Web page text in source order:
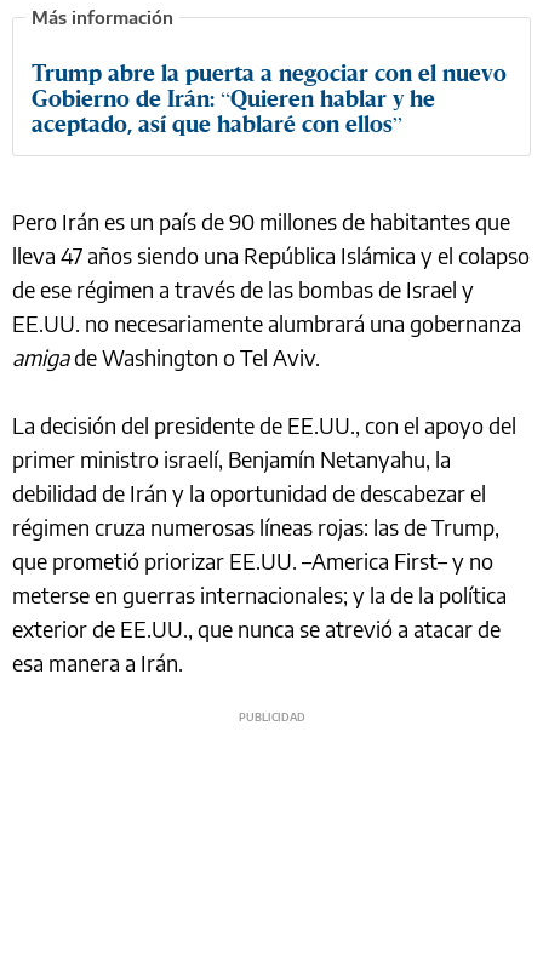
Trump abre la puerta a negociar con el nuevo
Gobierno de Irán: “Quieren hablar y he
aceptado, así que hablaré con ellos”
Pero Irán es un país de 90 millones de habitantes que
lleva 47 años siendo una República Islámica y el colapso
de ese régimen a través de las bombas de Israel y
EE.UU. no necesariamente alumbrará una gobernanza
amigade Washington o Tel Aviv.
La decisión del presidente de EE.UU., con el apoyo del
primer ministro israelí, Benjamín Netanyahu, la
debilidad de Irán y la oportunidad de descabezar el
régimen cruza numerosas líneas rojas: las de Trump,
que prometió priorizar EE.UU. –America First– y no
meterse en guerras internacionales; y la de la política
exterior de EE.UU., que nunca se atrevió a atacar de
esa manera a Irán.